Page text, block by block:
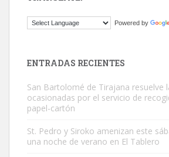
El ayuntamiento se va a llevar a Los Gatos
Powered by
ENTRADAS RECIENTES
San Bartolomé de Tirajana resuelve
ocasionadas por el servicio de
papel-cartón
St. Pedro y Siroko amenizan este
una noche de verano en El Tablero